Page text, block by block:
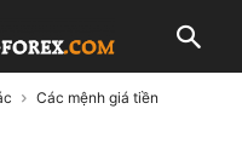
Các mệnh giá tiền